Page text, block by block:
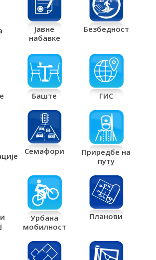
Јавне
набавке
Безбедност
Баште ГИС
Семафори
Приредбе на
путу
Урбана
мобилност
Планови